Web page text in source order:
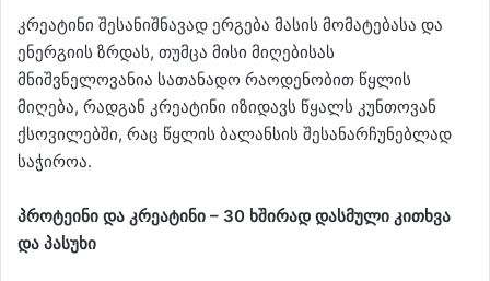
კრეატინი შესანიშნავად ერგება მასის მომატებასა და
ენერგიის ზრდას, თუმცა მისი მიღებისას
მნიშვნელოვანია სათანადო რაოდენობით წყლის
მიღება, რადგან კრეატინი იზიდავს წყალს კუნთოვან
ქსოვილებში, რაც წყლის ბალანსის შესანარჩუნებლად
საჭიროა.
პროტეინი და კრეატინი – 30 ხშირად დასმული კითხვა
და პასუხი